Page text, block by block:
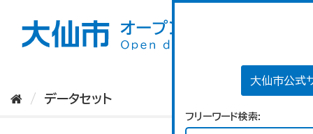
大仙市公式
フリーワード検索
データセット